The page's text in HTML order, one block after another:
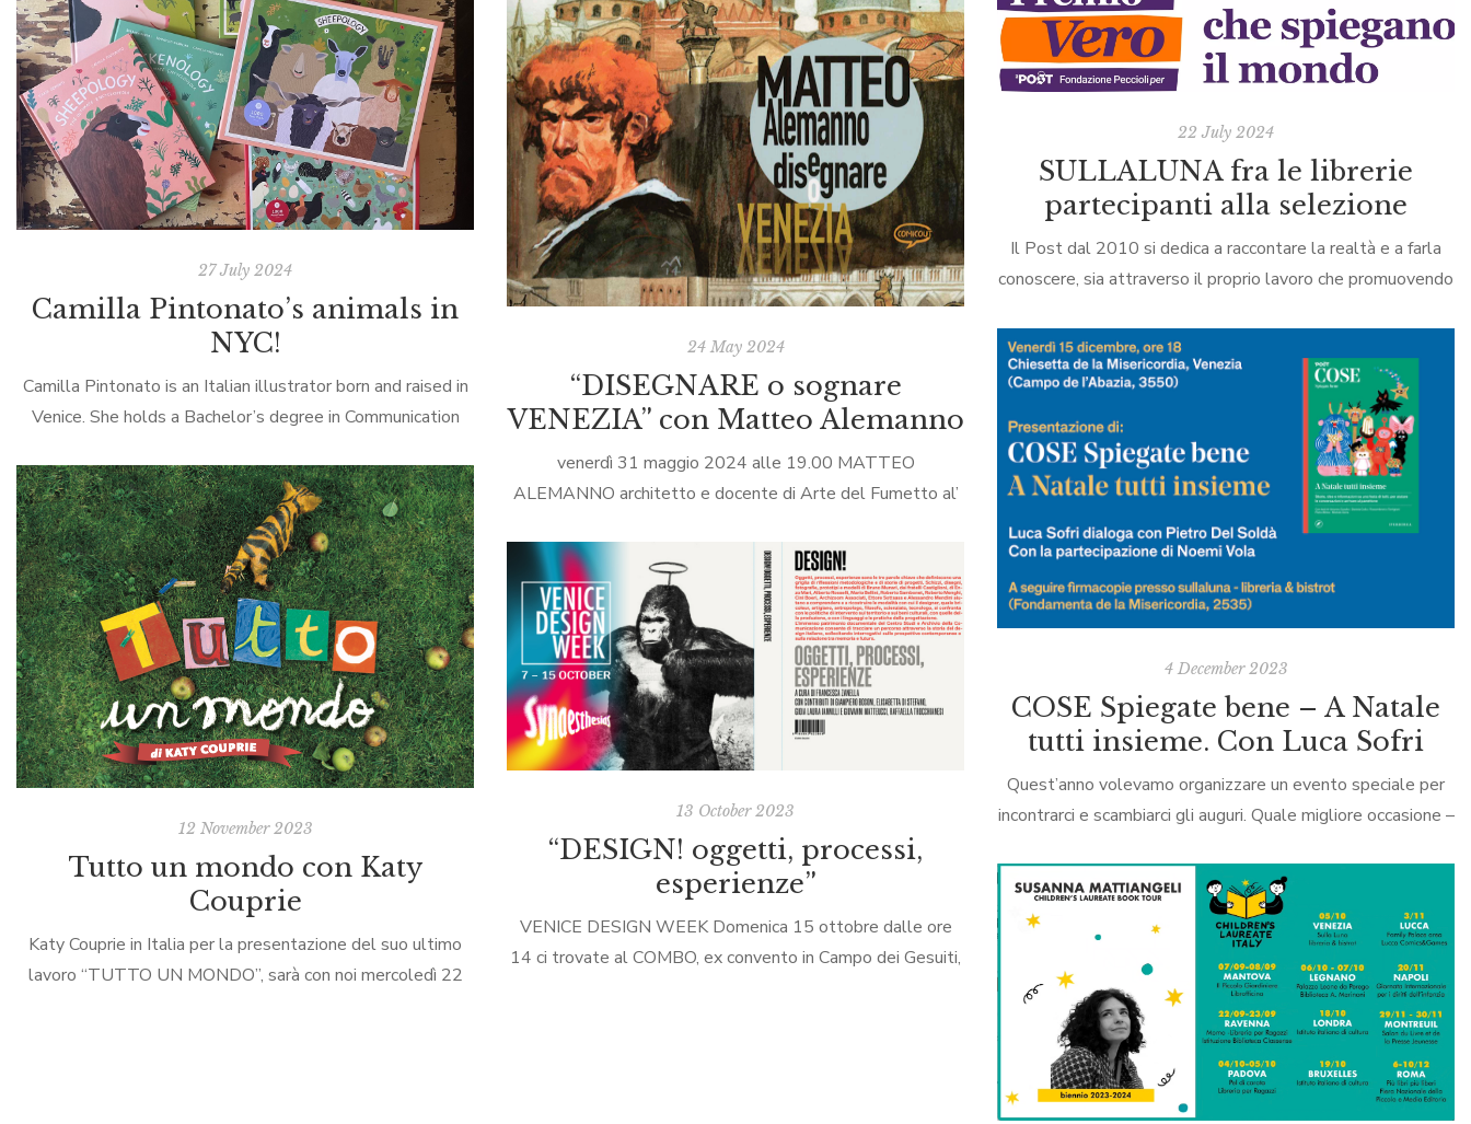
27 July 2024
Camilla Pintonato’s animals in
NYC!
Camilla Pintonato is an Italian illustrator born and raised in
Venice. She holds a Bachelor’s degree in Communication
Illustration (Mimaster/Milan), and a second-level […]
22 July 2024
SULLALUNA fra le librerie
partecipanti alla selezione
Il Post dal 2010 si dedica a raccontare la realtà e a farla
conoscere, sia attraverso il proprio lavoro che promuovendo
24 May 2024
“DISEGNARE o sognare
VENEZIA” con Matteo Alemanno
venerdì 31 maggio 2024 alle 19.00 MATTEO
ALEMANNO architetto e docente di Arte del Fumetto al’
o sognare VENEZIA” con Vittorio BustaffaScuola […]
4 December 2023
COSE Spiegate bene – A Natale
tutti insieme. Con Luca Sofri
Quest’anno volevamo organizzare un evento speciale per
incontrarci e scambiarci gli auguri. Quale migliore occasione –
rivista di carta de Il Post […]
12 November 2023
Tutto un mondo con Katy
Couprie
Katy Couprie in Italia per la presentazione del suo ultimo
lavoro “TUTTO UN MONDO”, sarà con noi mercoledì 22
13 October 2023
“DESIGN! oggetti, processi,
esperienze”
VENICE DESIGN WEEK Domenica 15 ottobre dalle ore
14 ci trovate al COMBO, ex convento in Campo dei Gesuiti,